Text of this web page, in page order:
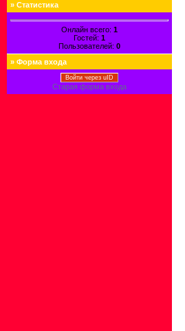
» Статистика
Онлайн всего: 1
Гостей: 1
Пользователей: 0
» Форма входа
Войти через uID
Старая форма входа